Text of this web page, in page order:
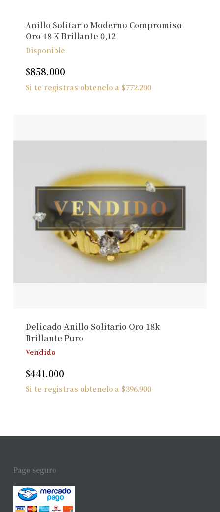
No hay productos en el carrito.
Ver Joyas
Anillo Solitario Moderno Compromiso
Oro 18 K Brillante 0,12
Disponible
$858.000
Si te registras obtenelo a $772.200
Delicado Anillo Solitario Oro 18k
Brillante Puro
Vendido
$441.000
Si te registras obtenelo a $396.900
Pago seguro